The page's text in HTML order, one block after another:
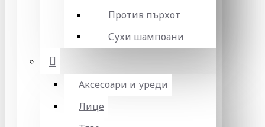
Против пърхот
Сухи шампоани
Аксесоари и уреди
Лице